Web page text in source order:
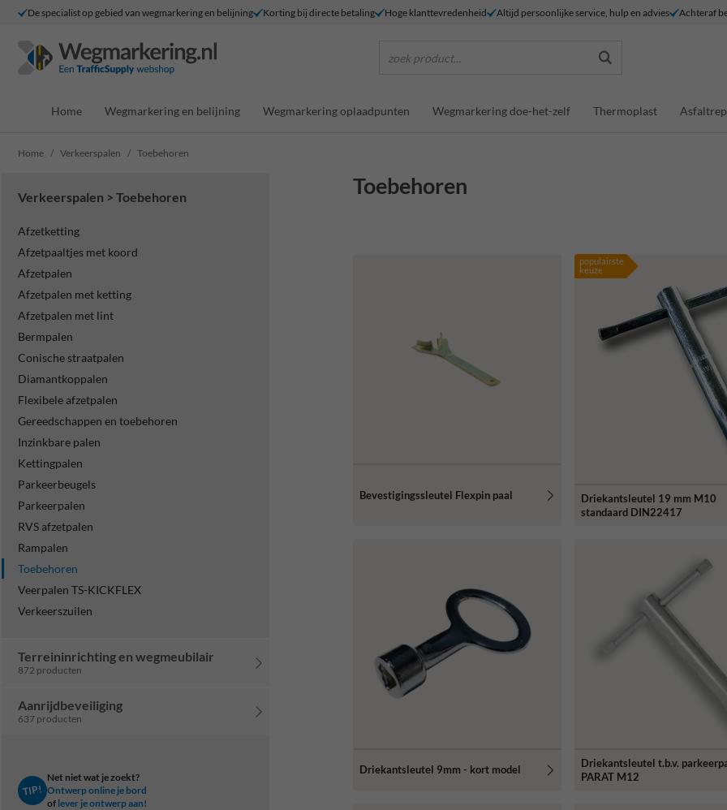
De specialist op gebied van wegmarkering en belijning Korting bij directe betaling Hoge klanttevredenheid Altijd persoonlijke service, hulp en advies Achteraf
zoek product...
Home Wegmarkering en belijning Wegmarkering oplaadpunten Wegmarkering doe-het-zelf Thermoplast
Home Verkeerspalen Toebehoren
Verkeerspalen > Toebehoren
Afzetketting
Afzetpaaltjes met koord
Afzetpalen
Afzetpalen met ketting
Afzetpalen met lint
Bermpalen
Conische straatpalen
Diamantkoppalen
Flexibele afzetpalen
Gereedschappen en toebehoren
Inzinkbare palen
Kettingpalen
Parkeerbeugels
Parkeerpalen
RVS afzetpalen
Rampalen
Toebehoren
Veerpalen TS-KICKFLEX
Verkeerszuilen
Terreininrichting en wegmeubilair
872 producten
Aanrijdbeveiliging
637 producten
TIP!
Net niet wat je zoekt?
Ontwerp online je bord
of lever je ontwerp aan!
Toebehoren
Bevestigingssleutel Flexpin paal
populairste
keuze
Driekantsleutel 19 mm M10
standaard DIN22417
Driekantsleutel 9mm - kort model
Driekantsleutel t.b.v.
PARAT M12